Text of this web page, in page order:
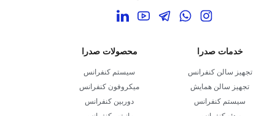
خدمات صدرا
تجهیز سالن کنفرانس
تجهیز سالن همایش
سیستم کنفرانس
محصولات صدرا
سیستم کنفرانس
میکروفون کنفرانس
دوربین کنفرانس